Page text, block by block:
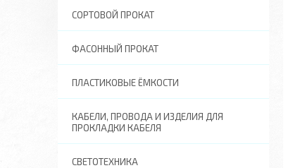
СОРТОВОЙ ПРОКАТ
ФАСОННЫЙ ПРОКАТ
ПЛАСТИКОВЫЕ ЁМКОСТИ
КАБЕЛИ, ПРОВОДА И ИЗДЕЛИЯ ДЛЯ
ПРОКЛАДКИ КАБЕЛЯ
СВЕТОТЕХНИКА